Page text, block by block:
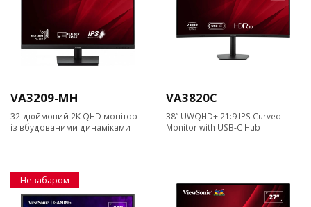
VA3209-MH
32-дюймовий 2K QHD монітор
із вбудованими динаміками
VA3820C
38” UWQHD+ 21:9 IPS Curved
Monitor with USB-C Hub
Незабаром